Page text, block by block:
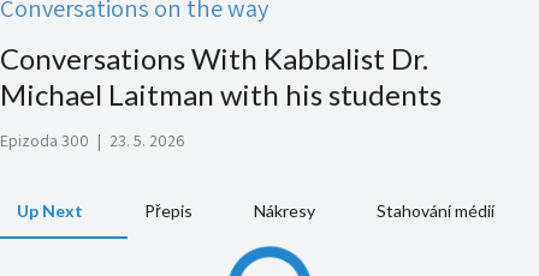
Conversations on the way
Conversations With Kabbalist Dr.
Michael Laitman with his students
Epizoda 300 | 23. 5. 2026
Up Next Přepis Nákresy Stahování médií